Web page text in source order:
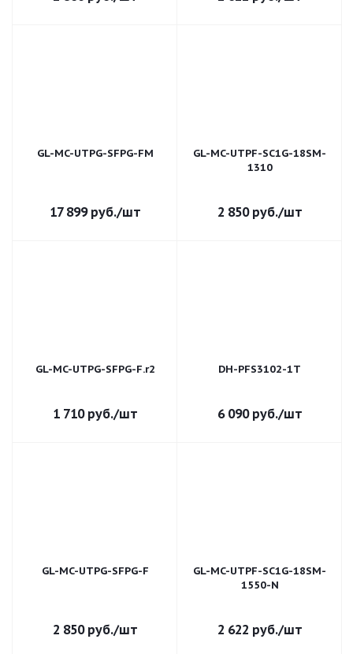
GL-MC-UTPG-SFPG-FM
17 899руб./шт
GL-MC-UTPF-SC1G-18SM-
1310
2 850руб./шт
GL-MC-UTPG-SFPG-F.r2
1 710руб./шт
DH-PFS3102-1T
6 090руб./шт
GL-MC-UTPG-SFPG-F
2 850руб./шт
GL-MC-UTPF-SC1G-18SM-
1550-N
2 622 руб./шт